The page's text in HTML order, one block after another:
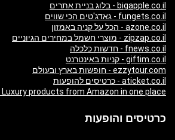
bigapple.co.il - בלוג בניית אתרים
fungets.co.il - גאדג'טים הכי שווים
azone.co.il - הכל על קניה באמזון
zipzap.co.il - מוצרי חשמל במחירים הגיוניים
fnews.co.il - חדשות כלכלה
giftim.co.il - קניות באינטרנט
ezzytour.com - חופשות בארץ ובעולם
aticket.co.il - כרטיסים להופעות
products from Amazon in one place
כרטיסים והופעות